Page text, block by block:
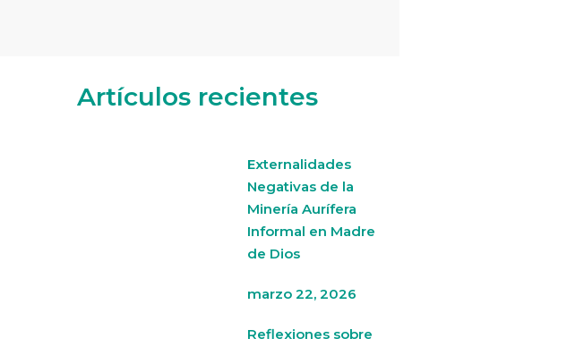
Artículos recientes
Externalidades
Negativas de la
Minería Aurífera
Informal en Madre
de Dios
marzo 22, 2026
Reflexiones sobre